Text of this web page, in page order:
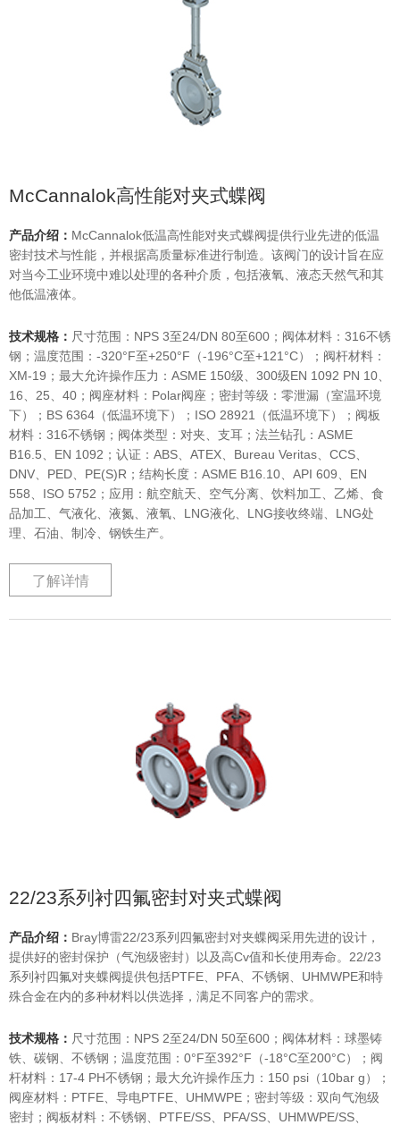
McCannalok高性能对夹式蝶阀
产品介绍： McCannalok低温高性能对夹式蝶阀提供行业先进的低温
密封技术与性能，并根据高质量标准进行制造。该阀门的设计旨在应
对当今工业环境中难以处理的各种介质，包括液氧、液态天然气和其
他低温液体。
技术规格： 尺寸范围：NPS 3至24/DN 80至600；阀体材料：316不锈
钢；温度范围：-320°F至+250°F（-196°C至+121°C）；阀杆材料：
XM-19；最大允许操作压力：ASME 150级、300级EN 1092 PN 10、
16、25、40；阀座材料：Polar阀座；密封等级：零泄漏（室温环境
下）；BS 6364（低温环境下）；ISO 28921（低温环境下）；阀板
材料：316不锈钢；阀体类型：对夹、支耳；法兰钻孔：ASME
B16.5、EN 1092；认证：ABS、ATEX、Bureau Veritas、CCS、
DNV、PED、PE(S)R；结构长度：ASME B16.10、API 609、EN
558、ISO 5752；应用：航空航天、空气分离、饮料加工、乙烯、食
品加工、气液化、液氮、液氧、LNG液化、LNG接收终端、LNG处
理、石油、制冷、钢铁生产。
了解详情
22/23系列衬四氟密封对夹式蝶阀
产品介绍： Bray博雷22/23系列四氟密封对夹蝶阀采用先进的设计，
提供好的密封保护（气泡级密封）以及高Cv值和长使用寿命。22/23
系列衬四氟对夹蝶阀提供包括PTFE、PFA、不锈钢、UHMWPE和特
殊合金在内的多种材料以供选择，满足不同客户的需求。
技术规格： 尺寸范围：NPS 2至24/DN 50至600；阀体材料：球墨铸
铁、碳钢、不锈钢；温度范围：0°F至392°F（-18°C至200°C）；阀
杆材料：17-4 PH不锈钢；最大允许操作压力：150 psi（10bar g）；
阀座材料：PTFE、导电PTFE、UHMWPE；密封等级：双向气泡级
密封；阀板材料：不锈钢、PTFE/SS、PFA/SS、UHMWPE/SS、